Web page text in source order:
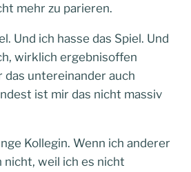
mehr zu parieren.
Und ich hasse das Spiel. Und
wirklich ergebnisoffen
das untereinander auch
ist mir das nicht massiv
Kollegin. Wenn ich anderer
nicht, weil ich es nicht